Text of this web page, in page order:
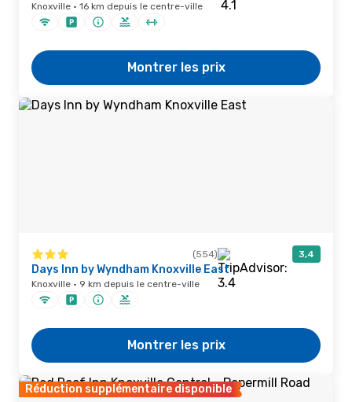
Knoxville · 16 km depuis le centre-ville
Montrer les prix
(554) 3,4
Days Inn by Wyndham Knoxville East
Knoxville · 9 km depuis le centre-ville
Montrer les prix
Réduction supplémentaire disponible